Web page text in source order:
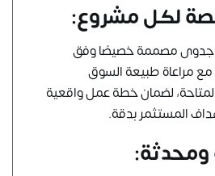
لكل مشروع:
جدوى مصممة خصيصًا وفق
مراعاة طبيعة السوق
لضمان خطة عمل واقعية
المستثمر بدقة.
ومحدثة: